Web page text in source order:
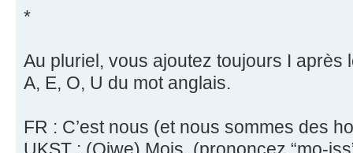
*
Au pluriel, vous ajoutez toujours I après
A, E, O, U du mot anglais.
FR : C’est nous (et nous sommes des
UKST : (Oiwe) Mois. (prononcez “mo-